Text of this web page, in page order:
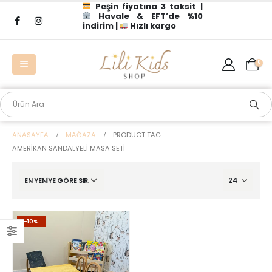
Peşin fiyatına 3 taksit |
Havale & EFT’de %10
indirim |
Hızlı kargo
0
ANASAYFA MAĞAZA
PRODUCT TAG -
AMERIKAN SANDALYELI MASA SETI
-10%